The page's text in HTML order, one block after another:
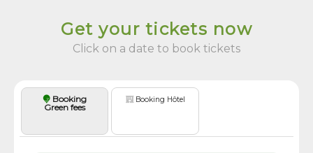
Get your tickets now
Click on a date to book tickets
Booking
Green fees
Booking Hôtel